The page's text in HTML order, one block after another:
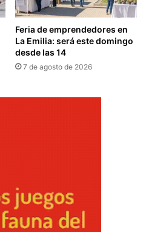
Feria de emprendedores en
La Emilia: será este domingo
desde las 14
7 de agosto de 2026